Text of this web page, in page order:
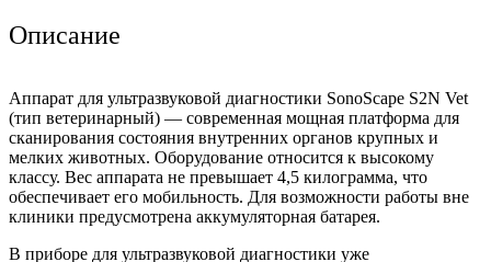
Описание
Аппарат для ультразвуковой диагностики SonoScape S2N Vet
(тип ветеринарный) — современная мощная платформа для
сканирования состояния внутренних органов крупных и
мелких животных. Оборудование относится к высокому
классу. Вес аппарата не превышает 4,5 килограмма, что
обеспечивает его мобильность. Для возможности работы вне
клиники предусмотрена аккумуляторная батарея.
В приборе для ультразвуковой диагностики уже